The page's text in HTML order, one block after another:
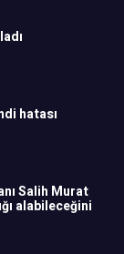
hatası
Salih Murat
alabileceğini